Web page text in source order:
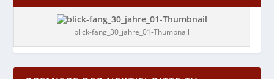
blick-fang_30_jahre_01-Thumbnail